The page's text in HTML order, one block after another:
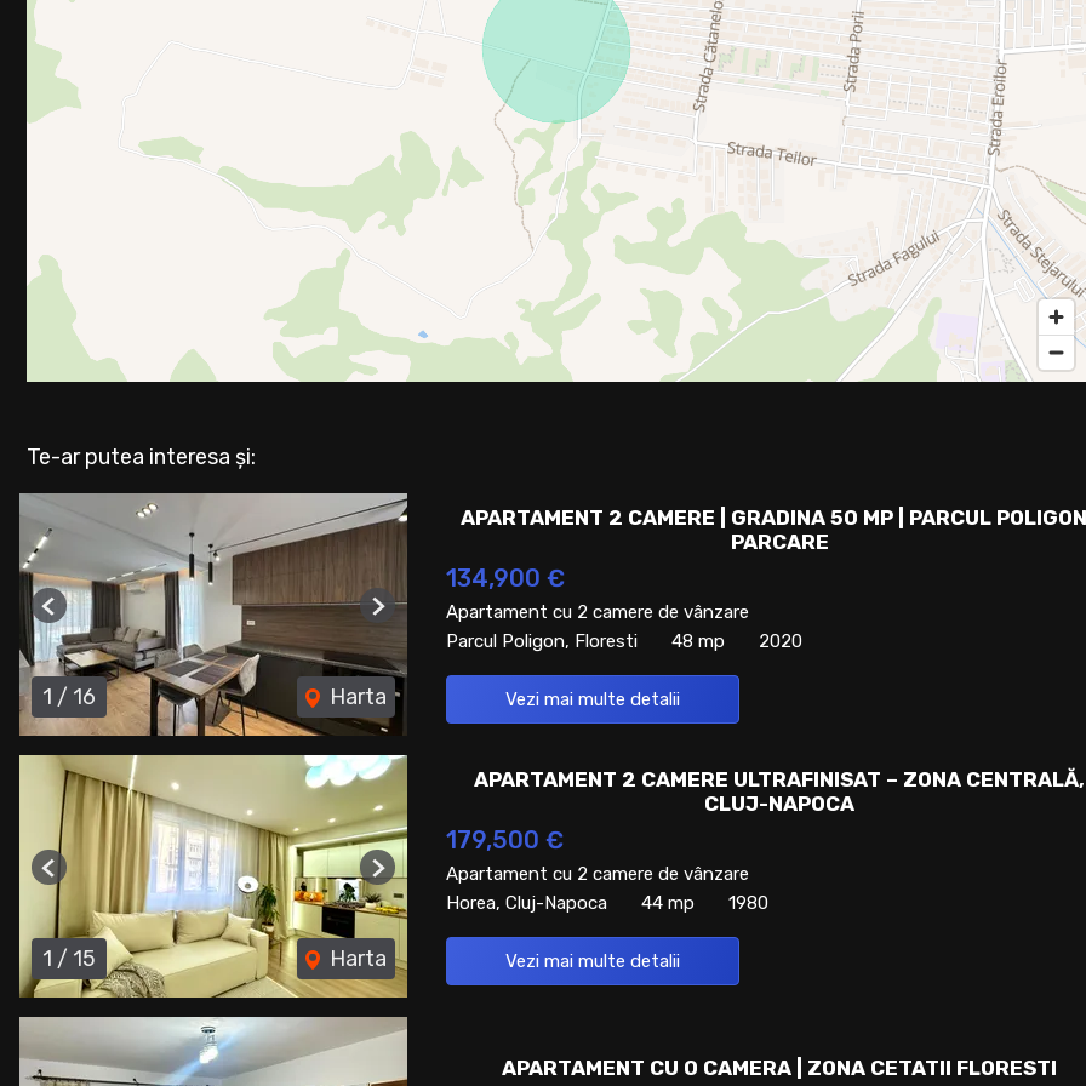
Te-ar putea interesa și:
1 / 16 Harta
Previous Next
APARTAMENT 2 CAMERE | GRADINA 50 MP | PARCUL
PARCARE
134,900 €
Apartament cu 2 camere de vânzare
Parcul Poligon, Floresti
48 mp 2020
Vezi mai multe detalii
1 / 15 Harta
Previous Next
APARTAMENT 2 CAMERE ULTRAFINISAT – ZONA CENTRALĂ,
CLUJ-NAPOCA
179,500 €
Apartament cu 2 camere de vânzare
Horea, Cluj-Napoca
44 mp 1980
Vezi mai multe detalii
APARTAMENT CU O CAMERA | ZONA CETATII FLORESTI